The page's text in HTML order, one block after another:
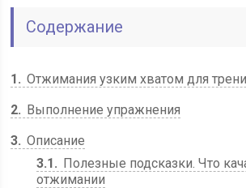
Содержание
1
Отжимания узким хватом для
2
Выполнение упражнения
3 Описание
3.1
Полезные подсказки. Что
отжимании